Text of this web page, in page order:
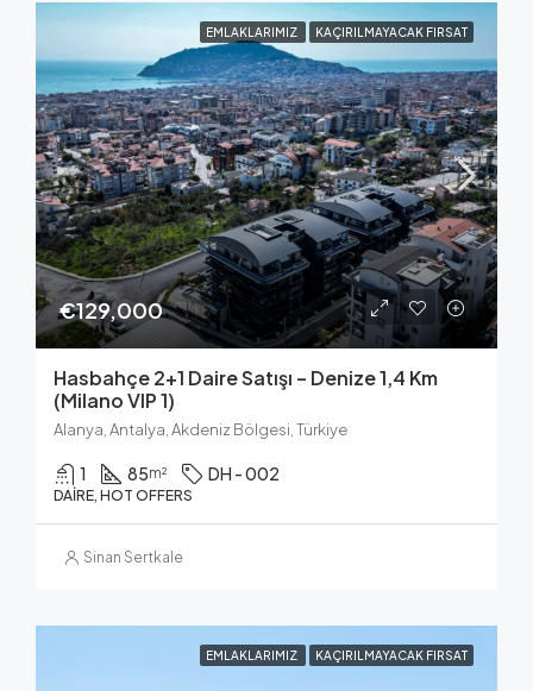
EMLAKLARIMIZ KAÇIRILMAYACAK FIRSAT
€129,000
Hasbahçe 2+1 Daire Satışı – Denize 1,4 Km
(Milano VIP 1)
Alanya, Antalya, Akdeniz Bölgesi, Türkiye
1 85m² DH - 002
DAIRE, HOT OFFERS
Sinan Sertkale
EMLAKLARIMIZ KAÇIRILMAYACAK FIRSAT